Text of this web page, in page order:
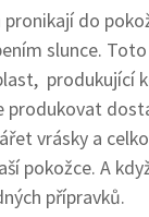
do
slunce.
produkující
vrásky a
pokožce. A
přípravků.